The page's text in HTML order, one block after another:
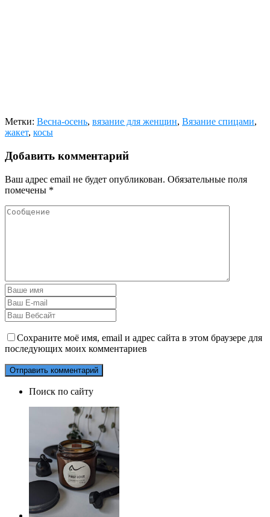
Метки: Весна-осень, вязание для женщин, Вязание спицами,
жакет, косы
Добавить комментарий
Ваш адрес email не будет опубликован. Обязательные поля
помечены *
Сохраните моё имя, email и адрес сайта в этом браузере для
последующих моих комментариев
Поиск по сайту